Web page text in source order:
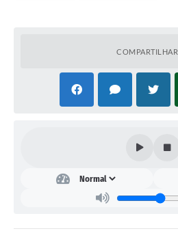
Diário Oficial
COMPARTILHAR